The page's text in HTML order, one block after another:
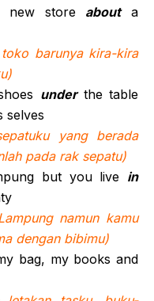
new store abouta
barunya kira-kira
underthe table
selves
yang berada
pada rak sepatu)
but you live in
namun kamu
dengan bibimu)
bag, my books and